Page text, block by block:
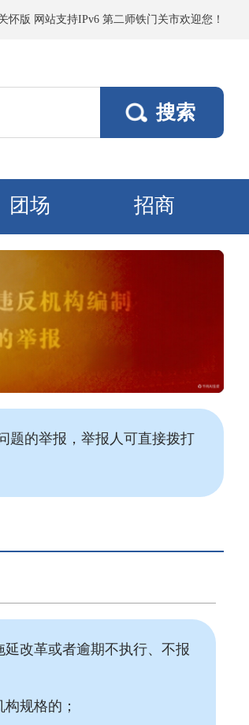
～6级；其他垦区阵风4～5级，焉耆垦区风
怀版 网站支持IPv6 第二师铁门关市欢迎您！
团场 招商
题的举报，举报人可直接拨打
改革或者逾期不执行、不报
规格的；